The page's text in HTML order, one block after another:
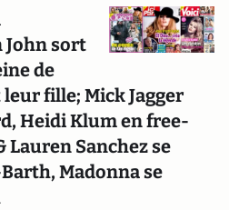
John sort
de
fille; Mick Jagger
Heidi Klum en free-
Lauren Sanchez se
Madonna se